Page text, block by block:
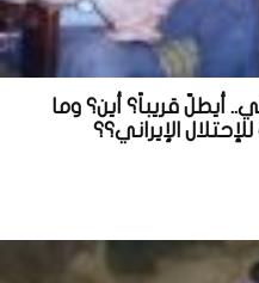
أيطلّ قريباً؟ أين؟ وما
الإيراني؟؟